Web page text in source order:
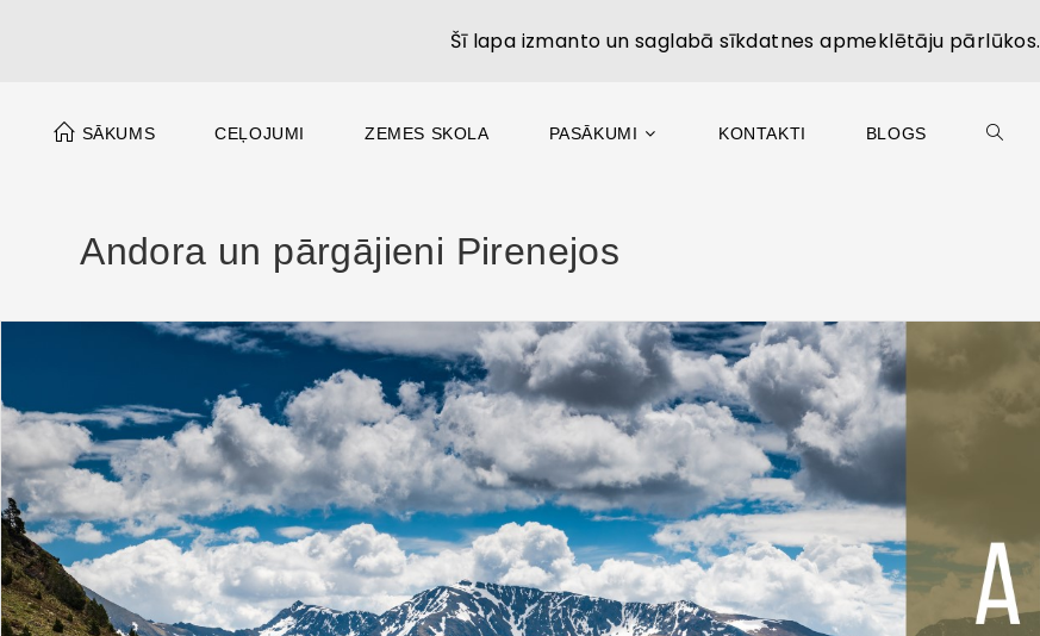
SĀKUMS CEĻOJUMI ZEMES SKOLA PASĀKUMI KONTAKTI BLOGS
Andora un pārgājieni Pirenejos
Šī lapa izmanto un saglabā sīkdatnes apmeklētāju pārlūkos.